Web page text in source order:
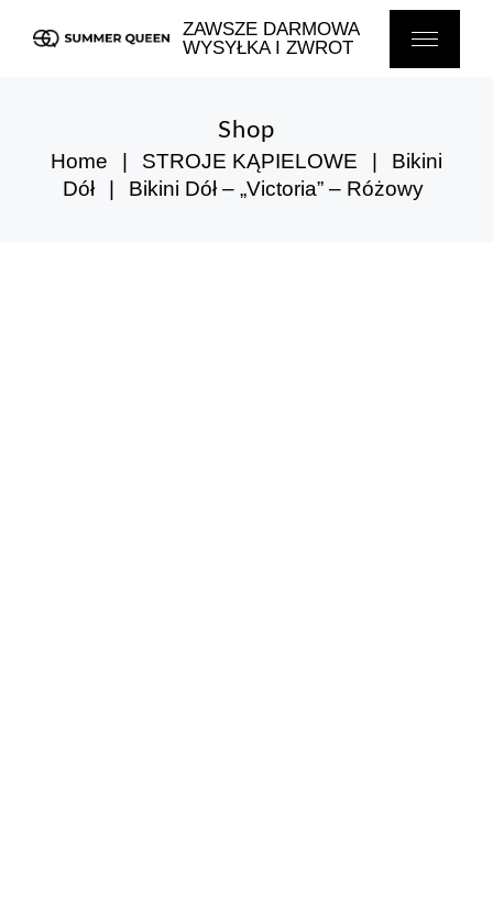
ZAWSZE DARMOWA
WYSYŁKA I ZWROT
Shop
Home STROJE KĄPIELOWE
Bikini
Dół
Bikini Dół – „Victoria” – Różowy